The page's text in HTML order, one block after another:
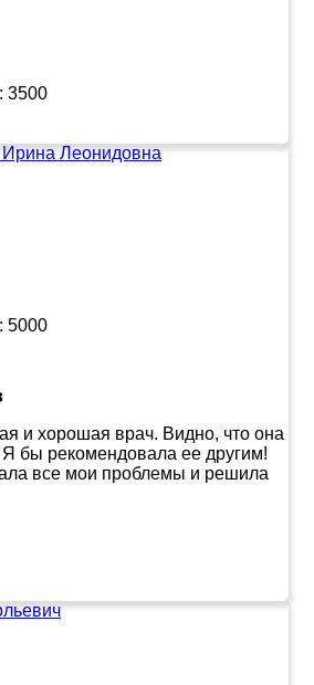
3500
Леонидовна
5000
и хорошая врач. Видно, что она
Я бы рекомендовала ее другим!
все мои проблемы и решила